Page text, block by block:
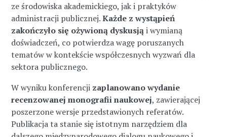
ze środowiska akademickiego, jak i praktyków
administracji publicznej.Każde z wystąpień
zakończyło się ożywioną dyskusjąi wymianą
doświadczeń, co potwierdza wagę poruszanych
tematów w kontekście współczesnych wyzwań dla
sektora publicznego.
W wyniku konferencji zaplanowano wydanie
recenzowanej monografii naukowej, zawierającej
poszerzone wersje przedstawionych referatów.
Publikacja ta stanie się istotnym narzędziem dla